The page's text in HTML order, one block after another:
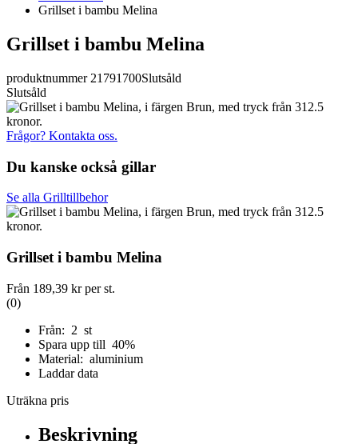
Grillset i bambu Melina
Grillset i bambu Melina
produktnummer 21791700Slutsåld
Slutsåld
Frågor? Kontakta oss.
Du kanske också gillar
Se alla Grilltillbehor
Grillset i bambu Melina
Från 189,39 krper st.
(0)
Från: 2 st
Spara upp till 40%
Material: aluminium
Laddar data
Uträkna pris
Beskrivning